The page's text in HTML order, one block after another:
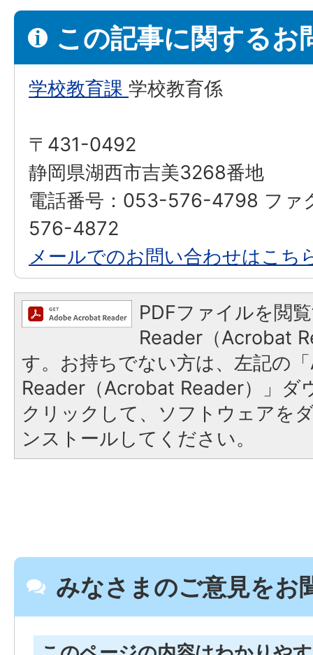
この記事に関するお
学校教育課 学校教育係
〒431-0492
静岡県湖西市吉美3268番地
電話番号：053-576-4798 ファ
576-4872
メールでのお問い合わせはこち
PDFファイルを閲
Reader（Acrobat
す。お持ちでない方は、左記の
Reader（Acrobat Reader）」ダ
クリックして、ソフトウェアを
ンストールしてください。
みなさまのご意見をお